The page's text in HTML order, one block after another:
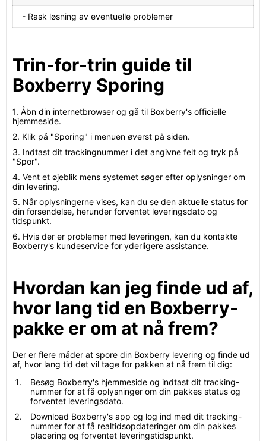
- Rask løsning av eventuelle problemer
Trin-for-trin guide til
Boxberry Sporing
1. Åbn din internetbrowser og gå til Boxberry's officielle
hjemmeside.
2. Klik på "Sporing" i menuen øverst på siden.
3. Indtast dit trackingnummer i det angivne felt og tryk på
"Spor".
4. Vent et øjeblik mens systemet søger efter oplysninger om
din levering.
5. Når oplysningerne vises, kan du se den aktuelle status for
din forsendelse, herunder forventet leveringsdato og
tidspunkt.
6. Hvis der er problemer med leveringen, kan du kontakte
Boxberry's kundeservice for yderligere assistance.
Hvordan kan jeg finde ud af,
hvor lang tid en Boxberry-
pakke er om at nå frem?
Der er flere måder at spore din Boxberry levering og finde ud
af, hvor lang tid det vil tage for pakken at nå frem til dig:
Besøg Boxberry's hjemmeside og indtast dit tracking-
nummer for at få oplysninger om din pakkes status og
forventet leveringsdato.
Download Boxberry's app og log ind med dit tracking-
nummer for at få realtidsopdateringer om din pakkes
placering og forventet leveringstidspunkt.